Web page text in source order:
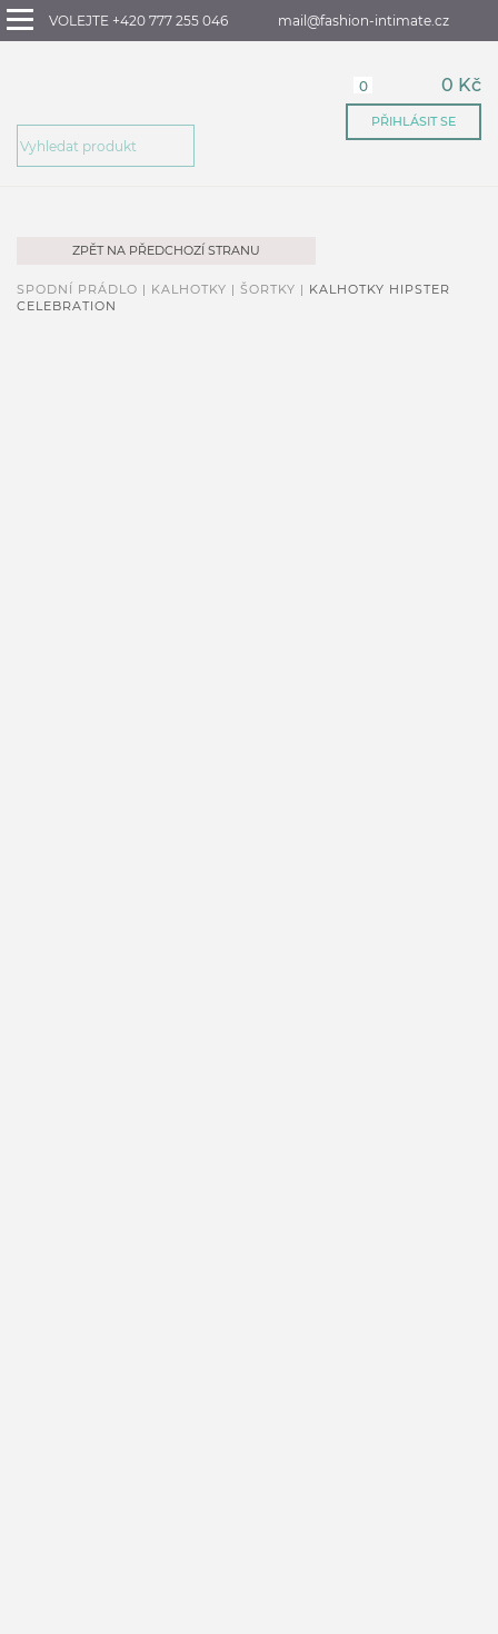
VOLEJTE +420 777 255 046 mail@fashion-intimate.cz
0 0 Kč
PŘIHLÁSIT SE
ZPĚT NA PŘEDCHOZÍ STRANU
SPODNÍ PRÁDLO | KALHOTKY | ŠORTKY | KALHOTKY HIPSTER
CELEBRATION